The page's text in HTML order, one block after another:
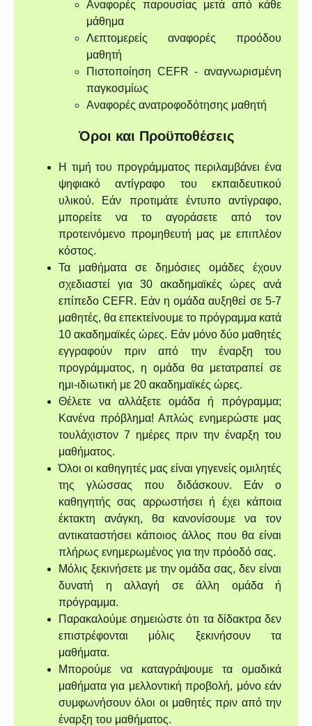
Αναφορές παρουσίας μετά από κάθε
μάθημα
Λεπτομερείς αναφορές προόδου
μαθητή
Πιστοποίηση CEFR - αναγνωρισμένη
παγκοσμίως
Αναφορές ανατροφοδότησης μαθητή
Όροι και Προϋποθέσεις
Η τιμή του προγράμματος περιλαμβάνει ένα
ψηφιακό αντίγραφο του εκπαιδευτικού
υλικού. Εάν προτιμάτε έντυπο αντίγραφο,
μπορείτε να το αγοράσετε από τον
προτεινόμενο προμηθευτή μας με επιπλέον
κόστος.
Τα μαθήματα σε δημόσιες ομάδες έχουν
σχεδιαστεί για 30 ακαδημαϊκές ώρες ανά
επίπεδο CEFR. Εάν η ομάδα αυξηθεί σε 5-7
μαθητές, θα επεκτείνουμε το πρόγραμμα κατά
10 ακαδημαϊκές ώρες. Εάν μόνο δύο μαθητές
εγγραφούν πριν από την έναρξη του
προγράμματος, η ομάδα θα μετατραπεί σε
ημι-ιδιωτική με 20 ακαδημαϊκές ώρες.
Θέλετε να αλλάξετε ομάδα ή πρόγραμμα;
Κανένα πρόβλημα! Απλώς ενημερώστε μας
τουλάχιστον 7 ημέρες πριν την έναρξη του
μαθήματος.
Όλοι οι καθηγητές μας είναι γηγενείς ομιλητές
της γλώσσας που διδάσκουν. Εάν ο
καθηγητής σας αρρωστήσει ή έχει κάποια
έκτακτη ανάγκη, θα κανονίσουμε να τον
αντικαταστήσει κάποιος άλλος που θα είναι
πλήρως ενημερωμένος για την πρόοδό σας.
Μόλις ξεκινήσετε με την ομάδα σας, δεν είναι
δυνατή η αλλαγή σε άλλη ομάδα ή
πρόγραμμα.
Παρακαλούμε σημειώστε ότι τα δίδακτρα δεν
επιστρέφονται μόλις ξεκινήσουν τα
μαθήματα.
Μπορούμε να καταγράψουμε τα ομαδικά
μαθήματα για μελλοντική προβολή, μόνο εάν
συμφωνήσουν όλοι οι μαθητές πριν από την
έναρξη του μαθήματος.